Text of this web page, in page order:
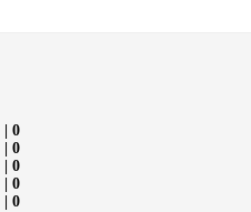
| 0
| 0
| 0
| 0
| 0